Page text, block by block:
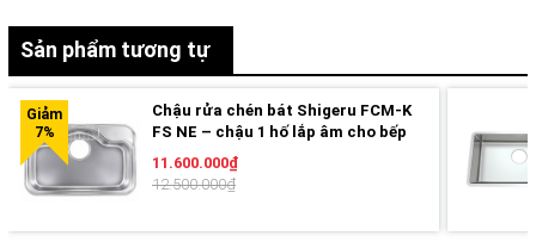
Chất liệu cao cấp Inox SUS304
Công nghệ ép liền không hàn mái
Thiết kế 2 ray trượt thông minh
Độ bền cao
Hình ảnh thực tế
Sản phẩm tương tự
Chậu rửa chén bát Shigeru FCM-K
FS NE – chậu 1 hố lắp âm cho bếp
gọn, dùng bền
11.600.000₫
12.500.000₫